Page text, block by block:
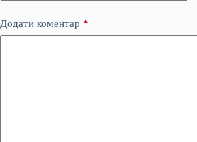
Додати коментар *